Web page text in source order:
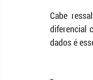
Cabe
diferencial
dados é